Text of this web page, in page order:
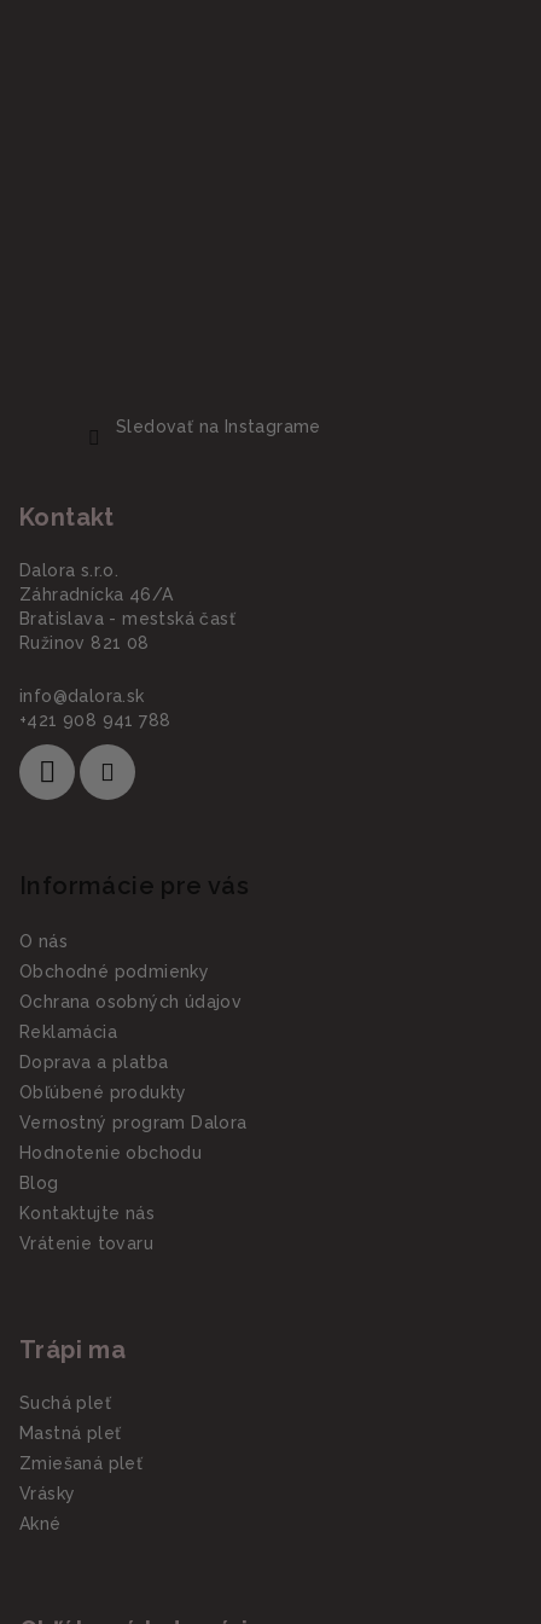
Sledovať na Instagrame
Kontakt
Dalora s.r.o.
Záhradnícka 46/A
Bratislava - mestská časť
Ružinov 821 08
info@dalora.sk
+421 908 941 788
Informácie pre vás
O nás
Obchodné podmienky
Ochrana osobných údajov
Reklamácia
Doprava a platba
Obľúbené produkty
Vernostný program Dalora
Hodnotenie obchodu
Blog
Kontaktujte nás
Vrátenie tovaru
Trápi ma
Suchá pleť
Mastná pleť
Zmiešaná pleť
Vrásky
Akné